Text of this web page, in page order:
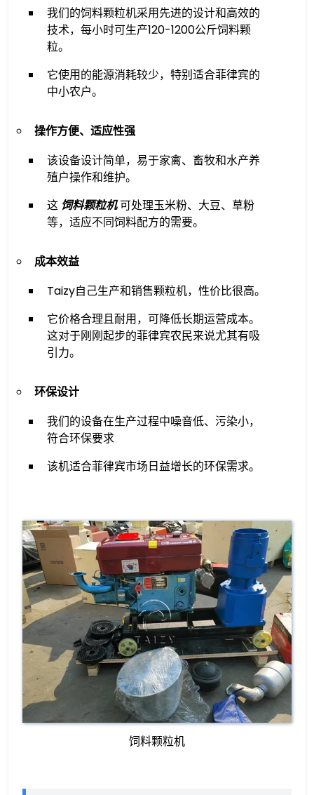
我们的饲料颗粒机采用先进的设计和高效的
技术，每小时可生产120-1200公斤饲料颗
粒。
它使用的能源消耗较少，特别适合菲律宾的
中小农户。
操作方便、适应性强
该设备设计简单，易于家禽、畜牧和水产养
殖户操作和维护。
这 饲料颗粒机可处理玉米粉、大豆、草粉
等，适应不同饲料配方的需要。
成本效益
Taizy自己生产和销售颗粒机，性价比很高。
它价格合理且耐用，可降低长期运营成本。
这对于刚刚起步的菲律宾农民来说尤其有吸
引力。
环保设计
我们的设备在生产过程中噪音低、污染小，
符合环保要求
该机适合菲律宾市场日益增长的环保需求。
饲料颗粒机